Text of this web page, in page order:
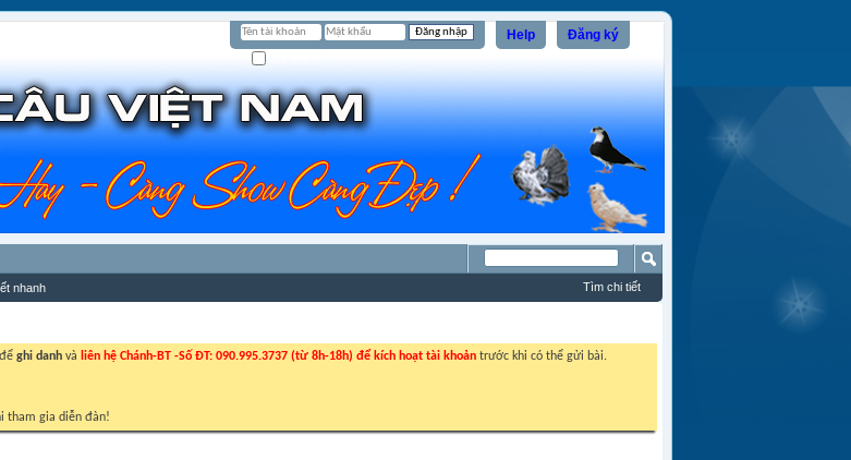
Đăng ký
Help
nhanh Tìm chi tiết
để ghi danh và liên hệ Chánh-BT -Số ĐT: 090.995.3737 (từ 8h-18h) để kích hoạt tài khoản trước khi có thể gửi bài.
tham gia diễn đàn!